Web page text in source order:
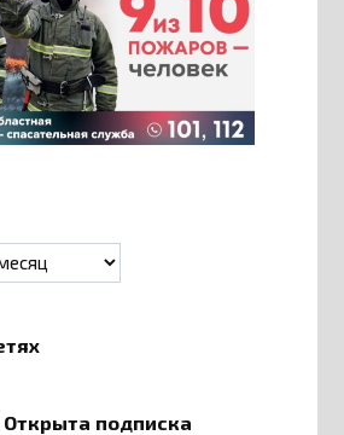
подписка